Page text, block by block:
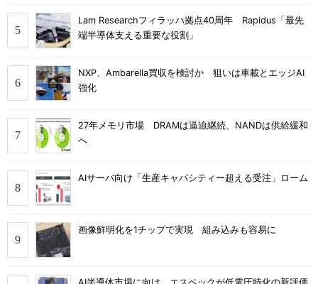
Lam Researchフィラッハ拠点40周年 Rapidus「最先
端半導体支える重要な役割」
NXP、Ambarella買収を検討か 狙いは車載とエッジAI
強化
27年メモリ市場 DRAMは逼迫継続、NANDは供給緩和
へ
AIサーバ向け「生産キャパシティー超える受注」ローム
画像鮮明化を1チップで実現 組み込みも容易に